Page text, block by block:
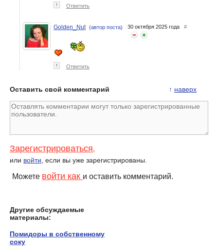
↑ Ответить
Golden_Nut (автор поста) 30 октября 2025 года #
↑ Ответить
↑ наверх
Оставить свой комментарий
Зарегистрироваться,
или войти, если вы уже зарегистрированы.
Можете войти как и оставить комментарий.
Другие обсуждаемые
материалы:
Помидоры в собственному
соку